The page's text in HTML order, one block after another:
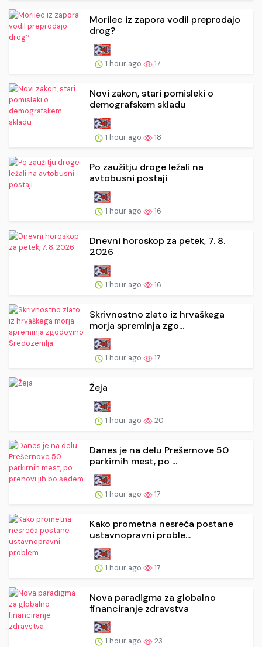
Morilec iz zapora vodil preprodajo
drog?
1 hour ago 17
Novi zakon, stari pomisleki o
demografskem skladu
1 hour ago 18
Po zaužitju droge ležali na
avtobusni postaji
1 hour ago 16
Dnevni horoskop za petek, 7. 8.
2026
1 hour ago 16
Skrivnostno zlato iz hrvaškega
morja spreminja zgo...
1 hour ago 17
Žeja
1 hour ago 20
Danes je na delu Prešernove 50
parkirnih mest, po ...
1 hour ago 17
Kako prometna nesreča postane
ustavnopravni proble...
1 hour ago 17
Nova paradigma za globalno
financiranje zdravstva
1 hour ago 23